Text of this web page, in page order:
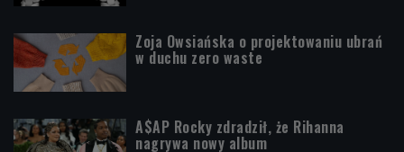
Zoja Owsiańska o projektowaniu ubrań
w duchu zero waste
A$AP Rocky zdradził, że Rihanna
nagrywa nowy album